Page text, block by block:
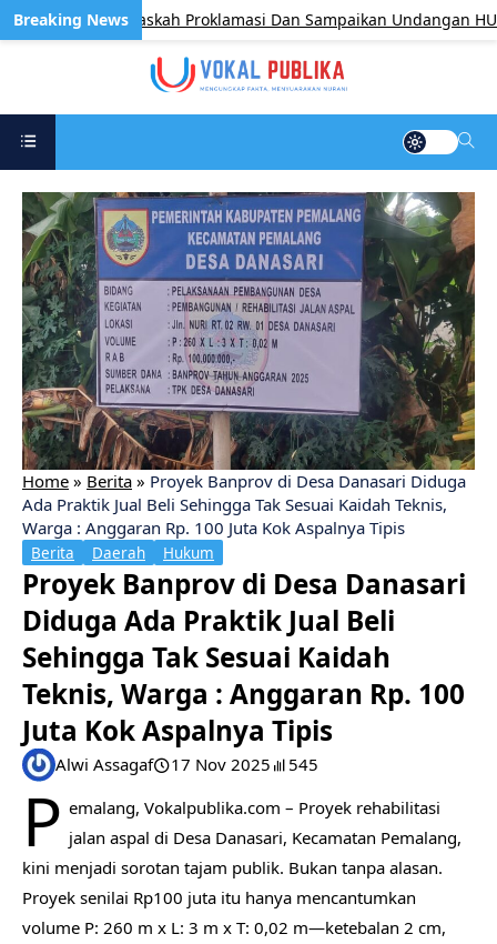
Pengetik Naskah Proklamasi Dan Sampaikan Undangan HUT RI
Home » Berita » Proyek Banprov di Desa Danasari Diduga
Ada Praktik Jual Beli Sehingga Tak Sesuai Kaidah Teknis,
Warga : Anggaran Rp. 100 Juta Kok Aspalnya Tipis
Berita Daerah Hukum
Proyek Banprov di Desa Danasari
Diduga Ada Praktik Jual Beli
Sehingga Tak Sesuai Kaidah
Teknis, Warga : Anggaran Rp. 100
Juta Kok Aspalnya Tipis
Alwi Assagaf 17 Nov 2025 545
P emalang, Vokalpublika.com – Proyek rehabilitasi
jalan aspal di Desa Danasari, Kecamatan Pemalang,
kini menjadi sorotan tajam publik. Bukan tanpa alasan.
Proyek senilai Rp100 juta itu hanya mencantumkan
volume P: 260 m x L: 3 m x T: 0,02 m—ketebalan 2 cm,